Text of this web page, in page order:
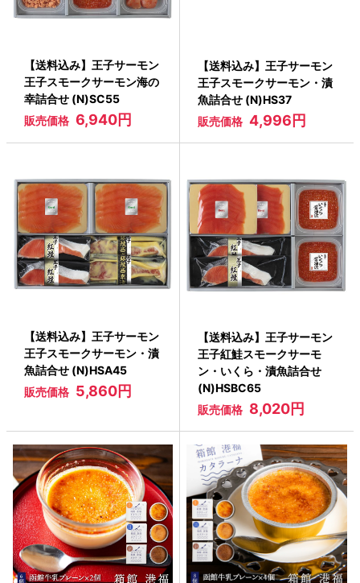
【送料込み】王子サーモン
王子スモークサーモン海の
幸詰合せ (N)SC55
販売価格 6,940円
【送料込み】王子サーモン
王子スモークサーモン・漬
魚詰合せ (N)HS37
販売価格 4,996円
【送料込み】王子サーモン
王子スモークサーモン・漬
魚詰合せ (N)HSA45
販売価格 5,860円
【送料込み】王子サーモン
王子紅鮭スモークサーモ
ン・いくら・漬魚詰合せ
(N)HSBC65
販売価格 8,020円